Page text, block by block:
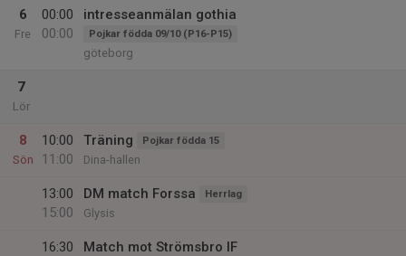
6
Fre
00:00
00:00
intresseanmälan gothia
Pojkar födda 09/10 (P16-P15)
göteborg
7
Lör
8
Sön
10:00
11:00
Träning Pojkar födda 15
Dina-hallen
13:00
15:00
DM match Forssa Herrlag
Glysis
16:30
Match mot Strömsbro IF